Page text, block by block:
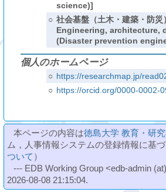
science)]
○ 社会基盤（土木・建築・防
Engineering, architecture,
(Disaster prevention
個人のホームページ
○ https://researchmap.jp/
○ https://orcid.org/0000-0002-
本ページの内容は徳島大学 教育・研
ム，人事情報システムの登録情報に基
ついて ）
--- EDB Working Group <edb-admin
2026-08-08 21:15:04.